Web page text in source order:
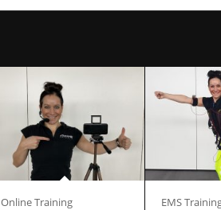
Online Training EMS